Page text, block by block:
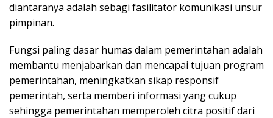
diantaranya adalah sebagi fasilitator komunikasi unsur
pimpinan.
Fungsi paling dasar humas dalam pemerintahan adalah
membantu menjabarkan dan mencapai tujuan program
pemerintahan, meningkatkan sikap responsif
pemerintah, serta memberi informasi yang cukup
sehingga pemerintahan memperoleh citra positif dari